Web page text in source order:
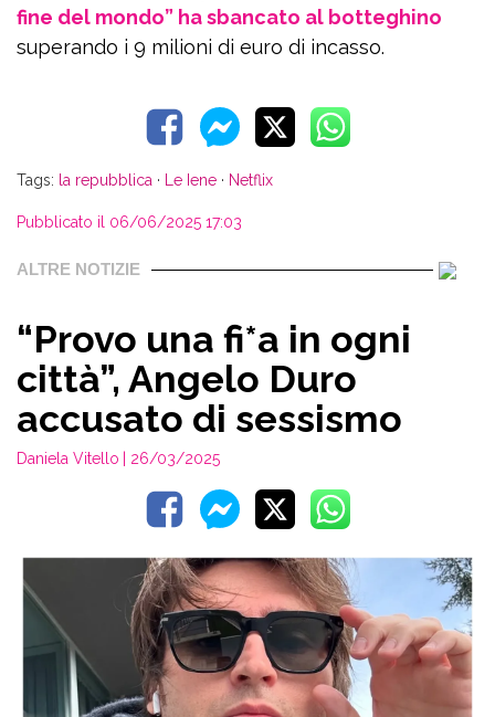
fine del mondo” ha sbancato al botteghino
superando i 9 milioni di euro di incasso.
Tags: la repubblica · Le Iene · Netflix
Pubblicato il 06/06/2025 17:03
ALTRE NOTIZIE
“Provo una fi*a in ogni
città”, Angelo Duro
accusato di sessismo
Daniela Vitello | 26/03/2025